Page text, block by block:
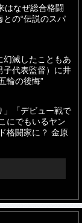
はなぜ総合格闘
の“伝説のスパ
幻滅したこともあ
子代表監督）に井
輪の後悔”
」「デビュー戦で
にでもいるヤン
格闘家に？ 金原